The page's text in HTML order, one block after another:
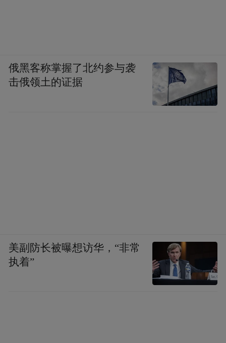
俄黑客称掌握了北约参与袭
击俄领土的证据
美副防长被曝想访华，“非常
执着”